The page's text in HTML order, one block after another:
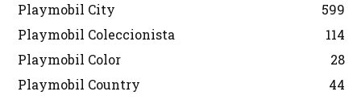
Playmobil City
599
Playmobil Coleccionista
114
Playmobil Color
28
Playmobil Country
44